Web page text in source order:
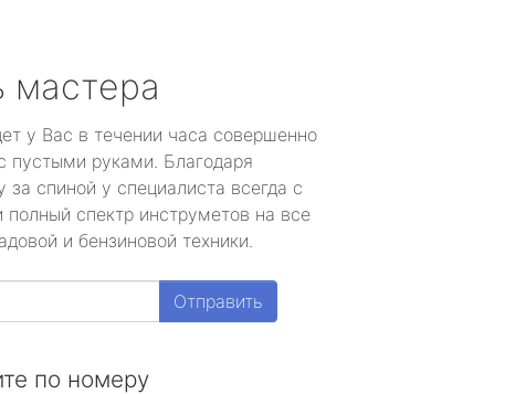
мастера
у Вас в течении часа совершенно
пустыми руками. Благодаря
спиной у специалиста всегда с
полный спектр инструметов на все
и бензиновой техники.
Отправить
по номеру